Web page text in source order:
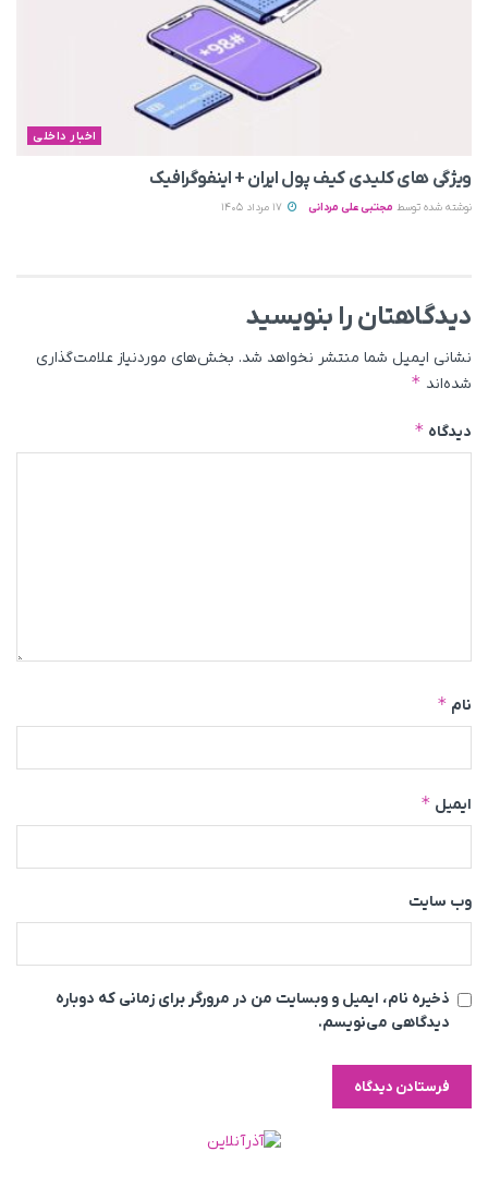
اخبار داخلی
ویژگی های کلیدی کیف پول ایران + اینفوگرافیک
نوشته شده توسط مجتبی علی مردانی
دیدگاهتان را بنویسید
نشانی ایمیل شما منتشر نخواهد شد. بخش‌های موردنیاز علامت‌گذاری
شده‌اند *
دیدگاه *
نام *
ایمیل *
وب‌ سایت
ذخیره نام، ایمیل و وبسایت من در مرورگر برای زمانی که دوباره
دیدگاهی می‌نویسم.